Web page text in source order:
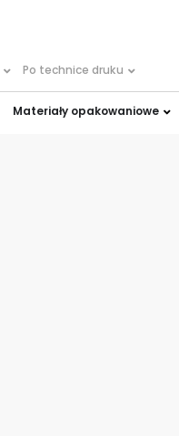
Materiały opakowaniowe
Po technice druku